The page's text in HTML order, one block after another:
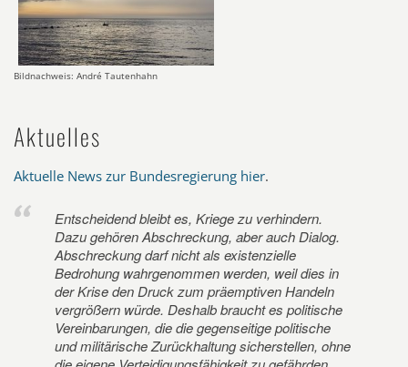
Bildnachweis: André Tautenhahn
Aktuelles
Aktuelle News zur Bundesregierung hier.
Entscheidend bleibt es, Kriege zu verhindern.
Dazu gehören Abschreckung, aber auch Dialog.
Abschreckung darf nicht als existenzielle
Bedrohung wahrgenommen werden, weil dies in
der Krise den Druck zum präemptiven Handeln
vergrößern würde. Deshalb braucht es politische
Vereinbarungen, die die gegenseitige politische
und militärische Zurückhaltung sicherstellen, ohne